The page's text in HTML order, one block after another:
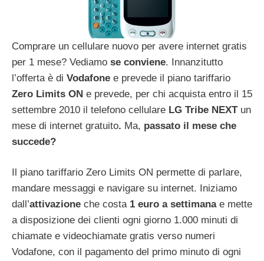
Comprare un cellulare nuovo per avere internet gratis
per 1 mese? Vediamo se conviene. Innanzitutto
l’offerta è di Vodafone e prevede il piano tariffario
Zero Limits ON e prevede, per chi acquista entro il 15
settembre 2010 il telefono cellulare LG Tribe NEXT un
mese di internet gratuito. Ma, passato il mese che
succede?
Il piano tariffario Zero Limits ON permette di parlare,
mandare messaggi e navigare su internet. Iniziamo
dall’attivazione che costa 1 euro a settimanae mette
a disposizione dei clienti ogni giorno 1.000 minuti di
chiamate e videochiamate gratis verso numeri
Vodafone, con il pagamento del primo minuto di ogni